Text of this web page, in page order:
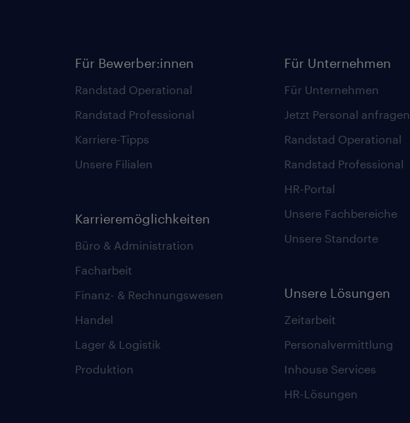
Für Bewerber:innen
Randstad Operational
Randstad Professional
Karriere-Tipps
Unsere Filialen
Karrieremöglichkeiten
Büro & Administration
Facharbeit
Finanz- & Rechnungswesen
Handel
Lager & Logistik
Produktion
Für Unternehmen
Für Unternehmen
Jetzt Personal anfragen
Randstad Operational
Randstad Professional
HR-Portal
Unsere Fachbereiche
Unsere Standorte
Unsere Lösungen
Zeitarbeit
Personalvermittlung
Inhouse Services
HR-Lösungen